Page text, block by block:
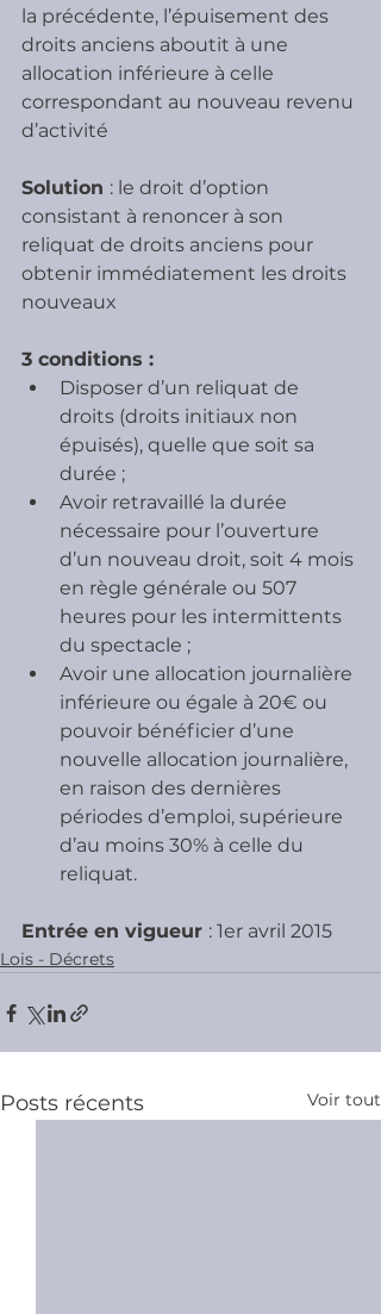
la précédente, l’épuisement des
droits anciens aboutit à une
allocation inférieure à celle
correspondant au nouveau revenu
d’activité
Solution : le droit d’option
consistant à renoncer à son
reliquat de droits anciens pour
obtenir immédiatement les droits
nouveaux
3 conditions :
Disposer d’un reliquat de
droits (droits initiaux non
épuisés), quelle que soit sa
durée ;
Avoir retravaillé la durée
nécessaire pour l’ouverture
d’un nouveau droit, soit 4 mois
en règle générale ou 507
heures pour les intermittents
du spectacle ;
Avoir une allocation journalière
inférieure ou égale à 20€ ou
pouvoir bénéficier d’une
nouvelle allocation journalière,
en raison des dernières
périodes d’emploi, supérieure
d’au moins 30% à celle du
reliquat.
Entrée en vigueur : 1er avril 2015
Lois - Décrets
Posts récents Voir tout